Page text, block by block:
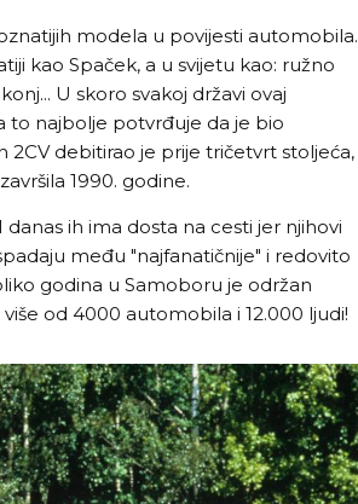
modela u povijesti automobila.
kao Spaček, a u svijetu kao: ružno
U skoro svakoj državi ovaj
to najbolje potvrđuje da je bio
2CV debitirao je prije tričetvrt stoljeća,
1990. godine.
ih ima dosta na cesti jer njihovi
među "najfanatičnije" i redovito
godina u Samoboru je održan
od 4000 automobila i 12.000 ljudi!